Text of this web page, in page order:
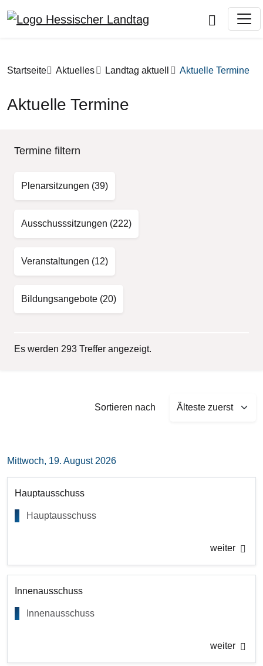
Pfadnavigation
Startseite Aktuelles Landtag aktuell Aktuelle Termine
Aktuelle Termine
Termine filtern
Plenarsitzungen (39)
Ausschusssitzungen (222)
Veranstaltungen (12)
Bildungsangebote (20)
Es werden 293 Treffer angezeigt.
Sortieren nach
Sort by
Mittwoch, 19. August 2026
Hauptausschuss
Hauptausschuss
weiter
Innenausschuss
Innenausschuss
weiter